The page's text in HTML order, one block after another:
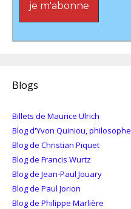
Blogs
Billets de Maurice Ulrich
Blog d'Yvon Quiniou, philosophe
Blog de Christian Piquet
Blog de Francis Wurtz
Blog de Jean-Paul Jouary
Blog de Paul Jorion
Blog de Philippe Marlière